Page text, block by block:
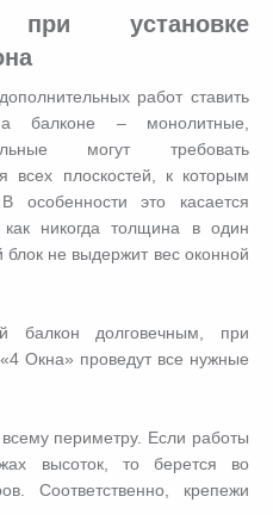
установке
работ ставить
балконе – монолитные,
могут требовать
всех плоскостей, к которым
особенности это касается
никогда толщина в один
не выдержит вес оконной
балкон долговечным, при
Окна» проведут все нужные
периметру. Если работы
высоток, то берется во
Соответственно, крепежи